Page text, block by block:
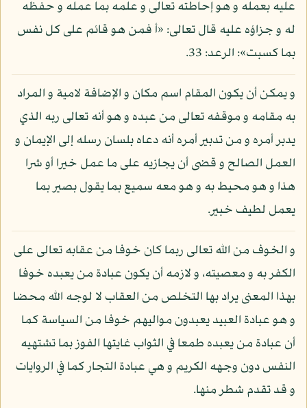
عليه بعمله و هو إحاطته تعالى و علمه بما عمله و حفظه
له و جزاؤه عليه قال تعالى: «أ فمن هو قائم على كل نفس
بما كسبت»: الرعد: 33.
و يمكن أن يكون المقام اسم مكان و الإضافة لامية و المراد
به مقامه و موقفه تعالى من عبده و هو أنه تعالى ربه الذي
يدبر أمره و من تدبير أمره أنه دعاه بلسان رسله إلى الإيمان و
العمل الصالح و قضى أن يجازيه على ما عمل خيرا أو شرا
هذا و هو محيط به و هو معه سميع بما يقول بصير بما
يعمل لطيف خبير.
و الخوف من الله تعالى ربما كان خوفا من عقابه تعالى على
الكفر به و معصيته، و لازمه أن يكون عبادة من يعبده خوفا
بهذا المعنى يراد بها التخلص من العقاب لا لوجه الله محضا
و هو عبادة العبيد يعبدون مواليهم خوفا من السياسة كما
أن عبادة من يعبده طمعا في الثواب غايتها الفوز بما تشتهيه
النفس دون وجهه الكريم و هي عبادة التجار كما في الروايات
و قد تقدم شطر منها.